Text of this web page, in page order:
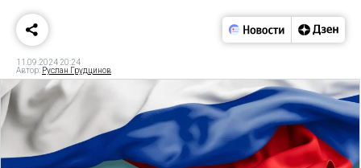
11.09.2024 20:24
Автор: Руслан Грудцинов